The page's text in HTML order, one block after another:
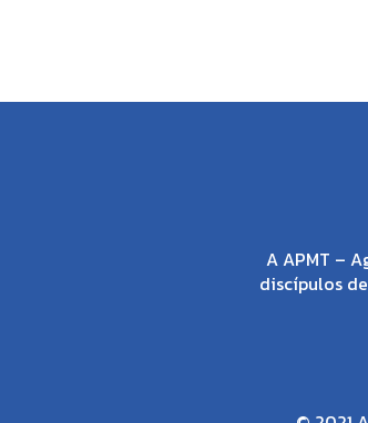
A APMT –
discípulos